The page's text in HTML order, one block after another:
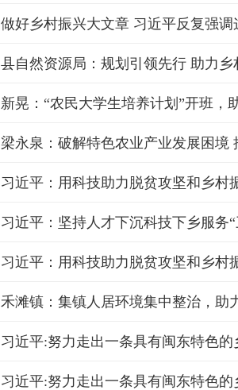
做好乡村振兴大文章 习近平反复强调
县自然资源局：规划引领先行 助力乡
新晃：“农民大学生培养计划”开班，
梁永泉：破解特色农业产业发展困境
习近平：用科技助力脱贫攻坚和乡村
习近平：用科技助力脱贫攻坚和乡村
禾滩镇：集镇人居环境集中整治，助
习近平:努力走出一条具有闽东特色的
习近平:努力走出一条具有闽东特色的